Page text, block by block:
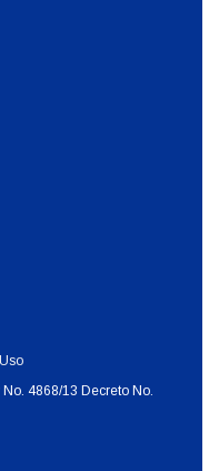
4868/13 Decreto No.